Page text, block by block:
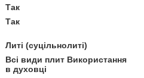
Так
Так
Литі (суцільнолиті)
Всі види плит Використання
в духовці